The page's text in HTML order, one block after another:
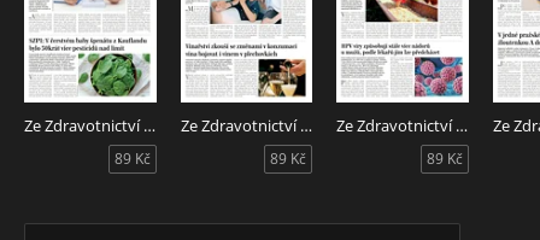
Ze Zdravotnictví 7/2026
89 Kč
Ze Zdravotnictví 6/2026
89 Kč
Ze Zdravotnictví 5/2026
89 Kč